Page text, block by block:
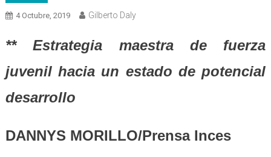
4 Octubre, 2019 Gilberto Daly
** Estrategia maestra de fuerza
juvenil hacia un estado de potencial
desarrollo
DANNYS MORILLO/Prensa Inces